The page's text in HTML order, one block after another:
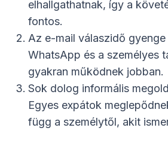
elhallgathatnak, így a
fontos.
Az e-mail válaszidő
WhatsApp és a személyes
gyakran működnek jobban.
Sok dolog informális
Egyes expátok
függ a személytől, akit